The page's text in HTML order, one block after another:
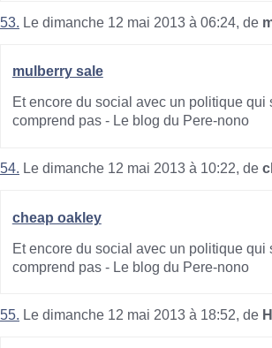
53. Le dimanche 12 mai 2013 à 06:24, de
mulberry sale
Et encore du social avec un politique qui
comprend pas - Le blog du Pere-nono
54. Le dimanche 12 mai 2013 à 10:22, de
cheap oakley
Et encore du social avec un politique qui
comprend pas - Le blog du Pere-nono
55. Le dimanche 12 mai 2013 à 18:52, de